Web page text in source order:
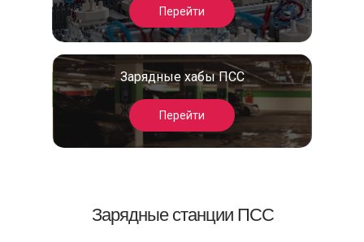
Зарядные хабы ПСС
Перейти
Перейти
Зарядные станции ПСС